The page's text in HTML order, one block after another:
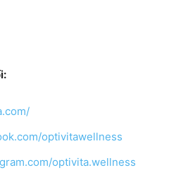
optivitawellness
optivita.wellness